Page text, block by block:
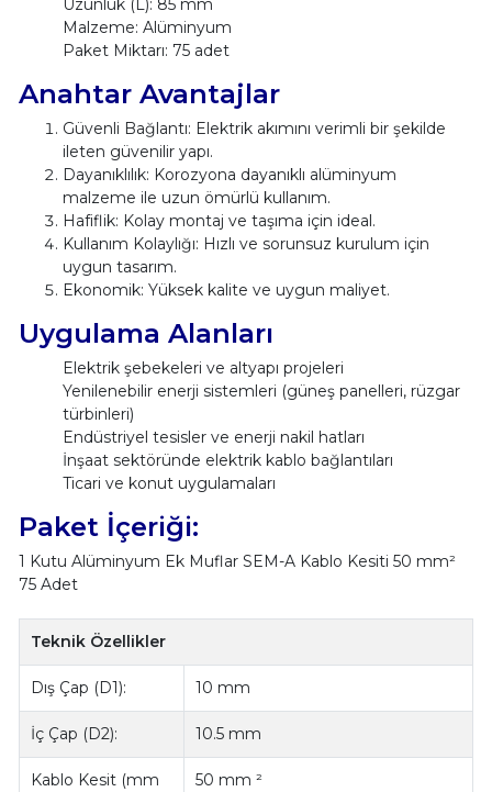
Uzunluk (L): 85 mm
Malzeme: Alüminyum
Paket Miktarı: 75 adet
Anahtar Avantajlar
Güvenli Bağlantı: Elektrik akımını verimli bir şekilde
ileten güvenilir yapı.
Dayanıklılık: Korozyona dayanıklı alüminyum
malzeme ile uzun ömürlü kullanım.
Hafiflik: Kolay montaj ve taşıma için ideal.
Kullanım Kolaylığı: Hızlı ve sorunsuz kurulum için
uygun tasarım.
Ekonomik: Yüksek kalite ve uygun maliyet.
Uygulama Alanları
Elektrik şebekeleri ve altyapı projeleri
Yenilenebilir enerji sistemleri (güneş panelleri, rüzgar
türbinleri)
Endüstriyel tesisler ve enerji nakil hatları
İnşaat sektöründe elektrik kablo bağlantıları
Ticari ve konut uygulamaları
Paket İçeriği:
1 Kutu Alüminyum Ek Muflar SEM-A Kablo Kesiti 50 mm²
75 Adet
Teknik Özellikler
Dış Çap (D1): 10 mm
İç Çap (D2): 10.5 mm
Kablo Kesit (mm
50 mm ²